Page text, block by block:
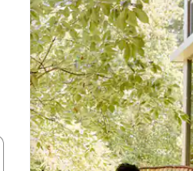
със стрелки нагоре и